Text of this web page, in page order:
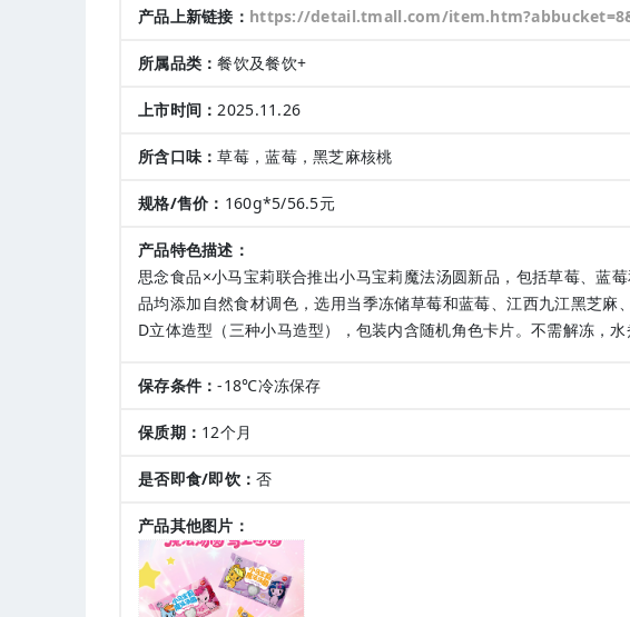
产品上新链接： https://detail.tmall.com/item.htm?abbucket=8&id=861938926424&mi_id=0000t_RtV-
所属品类：餐饮及餐饮+
上市时间：2025.11.26
所含口味：草莓，蓝莓，黑芝麻核桃
规格/售价： 160g*5/56.5元
产品特色描述：
思念食品×小马宝莉联合推出小马宝莉魔法汤圆新品，包括草莓、蓝
品均添加自然食材调色，选用当季冻储草莓和蓝莓、江西九江黑芝麻
D立体造型（三种小马造型），包装内含随机角色卡片。不需解冻，水
保存条件：-18℃冷冻保存
保质期： 12个月
是否即食/即饮：否
产品其他图片：